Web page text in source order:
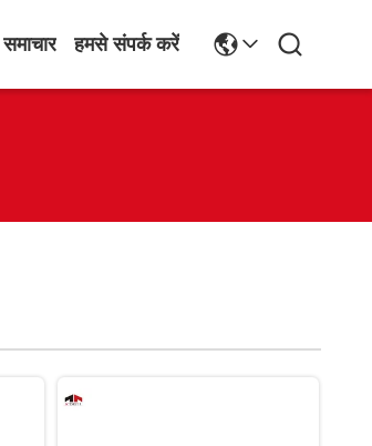
समाचार हमसे संपर्क करें